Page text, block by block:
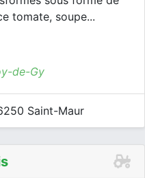
tomate, soupe...
de-Gy
Saint-Maur